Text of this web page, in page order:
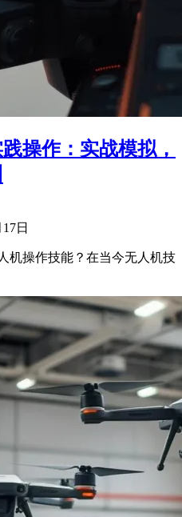
操作：实战模拟，
日
机操作技能？在当今无人机技